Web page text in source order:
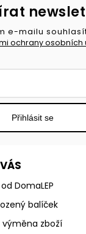
DomaLEP
balíček
zboží
e-mailu
ochrany osobních
Přihlásit se